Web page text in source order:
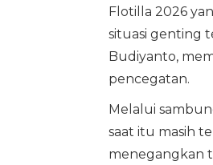
Flotilla 2026
situasi genting
Budiyanto,
pencegatan.
Melalui
saat itu masih
menegangkan